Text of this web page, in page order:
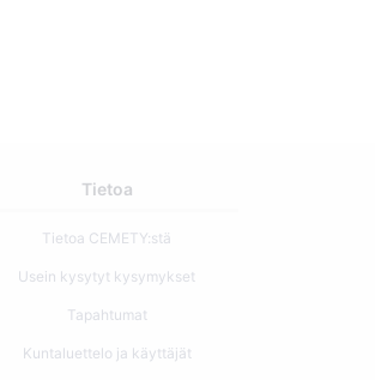
Tietoa
Tietoa CEMETY:stä
Usein kysytyt kysymykset
Tapahtumat
Kuntaluettelo ja käyttäjät